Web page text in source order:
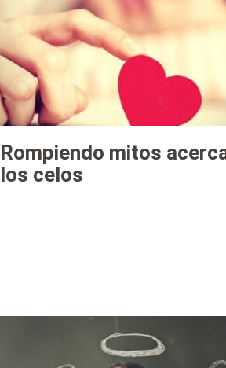
Rompiendo mitos
los celos